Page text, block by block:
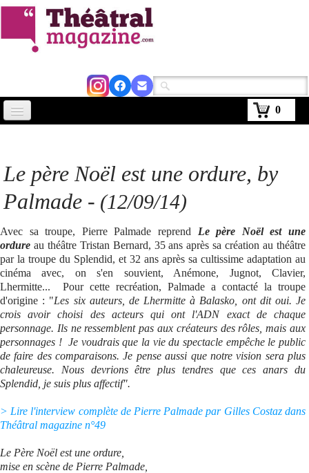
0
Avignon 2026
Agenda
Kiosque
Abonnement▼
Se connecter
Le père Noël est une ordure, by
Palmade - (12/09/14)
Avec sa troupe, Pierre Palmade reprend Le père Noël est une
ordure au théâtre Tristan Bernard, 35 ans après sa création au théâtre
par la troupe du Splendid, et 32 ans après sa cultissime adaptation au
cinéma avec, on s'en souvient, Anémone, Jugnot, Clavier,
Lhermitte... Pour cette recréation, Palmade a contacté la troupe
d'origine : "Les six auteurs, de Lhermitte à Balasko, ont dit oui. Je
crois avoir choisi des acteurs qui ont l'ADN exact de chaque
personnage. Ils ne ressemblent pas aux créateurs des rôles, mais aux
personnages ! Je voudrais que la vie du spectacle empêche le public
de faire des comparaisons. Je pense aussi que notre vision sera plus
chaleureuse. Nous devrions être plus tendres que ces anars du
Splendid, je suis plus affectif".
> Lire l'interview complète de Pierre Palmade par Gilles Costaz dans
Théâtral magazine n°49
Le Père Noël est une ordure,
mise en scène de Pierre Palmade,